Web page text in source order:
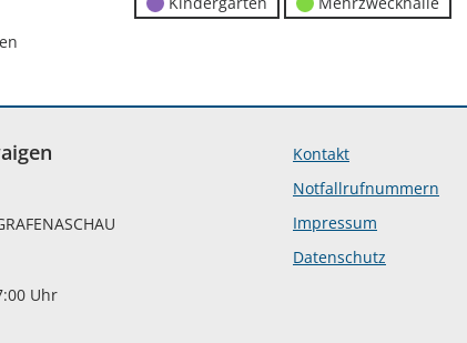
Uhr
Kontakt
Notfallrufnummern
Impressum
Datenschutz